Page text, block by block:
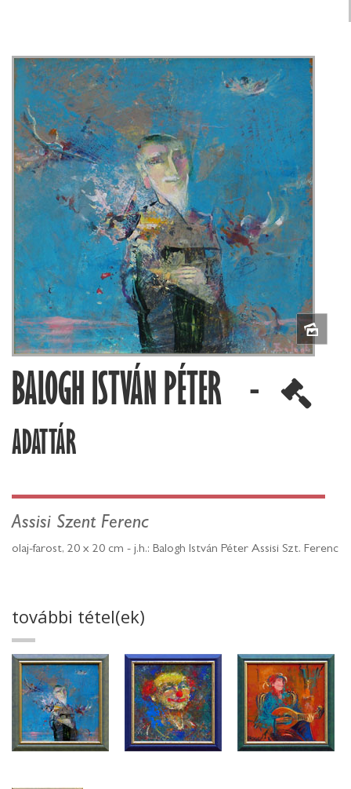
BALOGH ISTVÁN PÉTER -
ADATTÁR
Assisi Szent Ferenc
olaj-farost, 20 x 20 cm - j.h.: Balogh István Péter Assisi Szt. Ferenc
további tétel(ek)